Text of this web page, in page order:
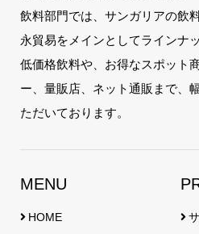
飲料部門では、サンガリアの飲
永貿易をメインとしてラインナ
低価格飲料や、お得なスポット
ー、量販店、ネット通販まで、
ただいております。
MENU
HOME